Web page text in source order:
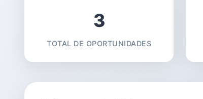
3
TOTAL DE OPORTUNIDADES